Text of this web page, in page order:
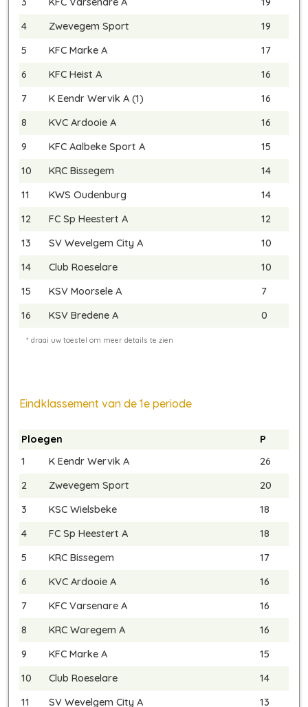
4
Zwevegem Sport
19
5
KFC Marke A
17
6
KFC Heist A
16
7
K Eendr Wervik A (1)
16
8
KVC Ardooie A
16
9
KFC Aalbeke Sport A
15
10
KRC Bissegem
14
11
KWS Oudenburg
14
12
FC Sp Heestert A
12
13
SV Wevelgem City A
10
14
Club Roeselare
10
15
KSV Moorsele A
7
16
KSV Bredene A 0
Eindklassement van de 1e periode
Ploegen
P
1
K Eendr Wervik A
26
2
Zwevegem Sport
20
3
KSC Wielsbeke
18
4
FC Sp Heestert A
18
5
KRC Bissegem
17
6
KVC Ardooie A
16
7
KFC Varsenare A
16
8
KRC Waregem A
16
9
KFC Marke A
15
10
Club Roeselare
14
11
SV Wevelgem City A
13